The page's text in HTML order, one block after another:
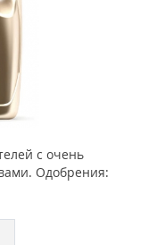
с очень
Одобрения: